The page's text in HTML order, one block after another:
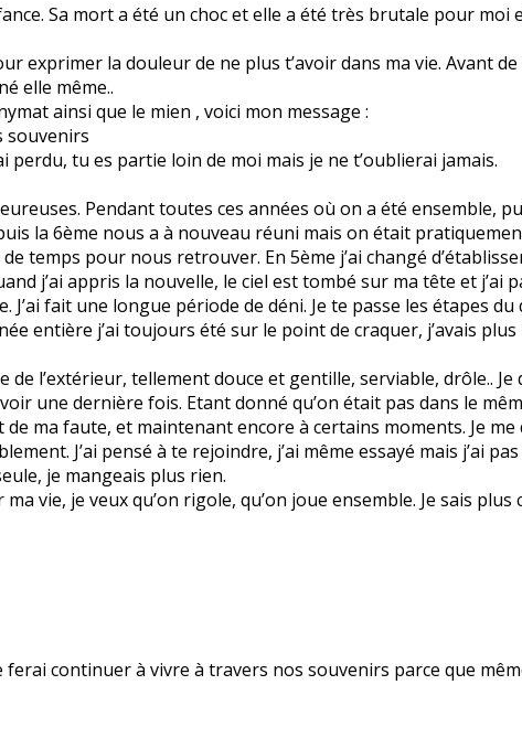
Sa mort a été un choc et elle a été très brutale pour moi
exprimer la douleur de ne plus t’avoir dans ma vie. Avant
elle même..
ainsi que le mien , voici mon message :
souvenirs
tu es partie loin de moi mais je ne t’oublierai jamais.
Pendant toutes ces années où on a été ensemble,
la 6ème nous a à nouveau réuni mais on était
temps pour nous retrouver. En 5ème j’ai changé
j’ai appris la nouvelle, le ciel est tombé sur ma tête et j’ai
fait une longue période de déni. Je te passe les étapes du
entière j’ai toujours été sur le point de craquer, j’avais
de l’extérieur, tellement douce et gentille, serviable, drôle..
une dernière fois. Etant donné qu’on était pas dans le
de ma faute, et maintenant encore à certains moments. Je me
J’ai pensé à te rejoindre, j’ai même essayé mais j’ai
je mangeais plus rien.
vie, je veux qu’on rigole, qu’on joue ensemble. Je sais
continuer à vivre à travers nos souvenirs parce que